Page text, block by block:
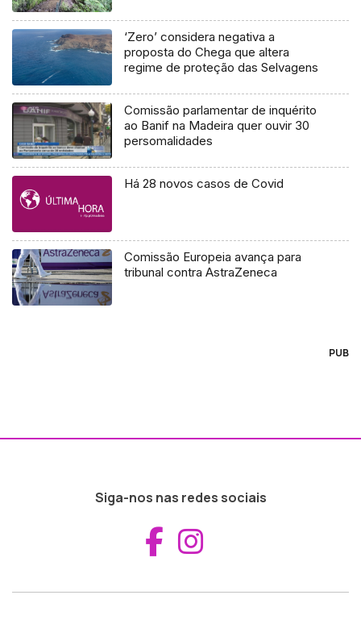
‘Zero’ considera negativa a
proposta do Chega que altera
regime de proteção das Selvagens
Comissão parlamentar de inquérito
ao Banif na Madeira quer ouvir 30
persomalidades
Há 28 novos casos de Covid
Comissão Europeia avança para
tribunal contra AstraZeneca
PUB
Siga-nos nas redes sociais
Aceder ao